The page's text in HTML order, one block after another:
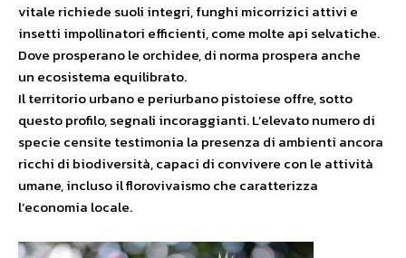
vitale richiede suoli integri, funghi micorrizici attivi e
insetti impollinatori efficienti, come molte api selvatiche.
Dove prosperano le orchidee, di norma prospera anche
un ecosistema equilibrato.
Il territorio urbano e periurbano pistoiese offre, sotto
questo profilo, segnali incoraggianti. L’elevato numero di
specie censite testimonia la presenza di ambienti ancora
ricchi di biodiversità, capaci di convivere con le attività
umane, incluso il florovivaismo che caratterizza
l’economia locale.